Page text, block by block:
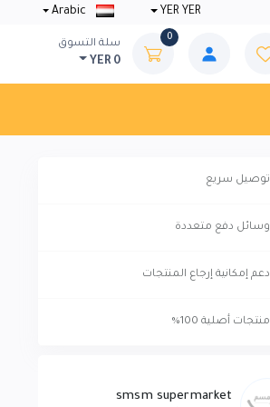
YER YER
0
سلة التسوق
YER 0
توصيل سريع
وسائل دفع متعددة
دعم إمكانية إرجاع المنتجات
منتجات أصلية 100%
smsm supermarket